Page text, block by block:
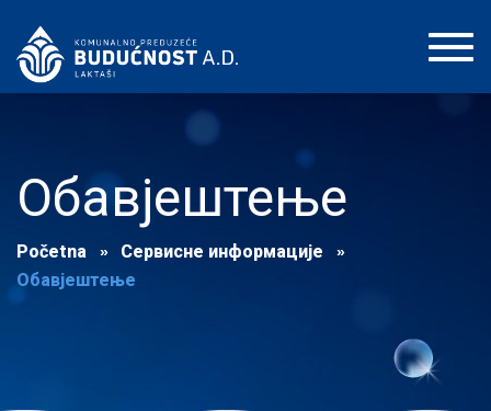
Обавјештење
Početna
Сервисне информације
Обавјештење